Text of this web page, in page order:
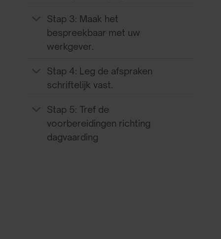
Stap 3: Maak het
bespreekbaar met uw
werkgever.
Stap 4: Leg de afspraken
schriftelijk vast.
Stap 5: Tref de
voorbereidingen richting
dagvaarding